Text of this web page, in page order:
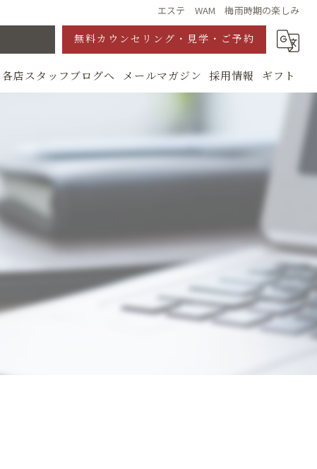
エステ WAM 梅雨時期の楽しみ
無料カウンセリング・見学・ご予約
各店スタッフブログへ メールマガジン 採用情報 ギフト